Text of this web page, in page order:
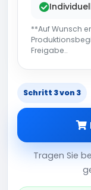
**Auf Wunsch
Freigabe..
Schritt 3 von 3
Tragen Sie